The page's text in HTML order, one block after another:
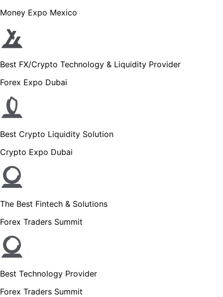
Money Expo Mexico
Best FX/Crypto Technology & Liquidity Provider
Forex Expo Dubai
Best Crypto Liquidity Solution
Crypto Expo Dubai
The Best Fintech & Solutions
Forex Traders Summit
Best Technology Provider
Forex Traders Summit